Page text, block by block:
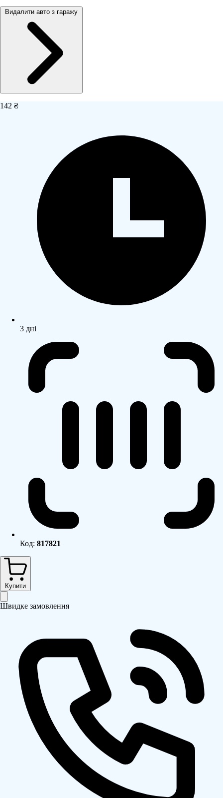
Видалити авто з гаражу
142 ₴
3 дні
Код: 817821
Купити
Швидке замовлення